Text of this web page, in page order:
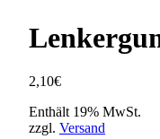
2,10€
Enthält 19% MwSt.
zzgl. Versand